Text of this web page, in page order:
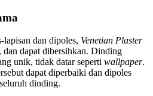
dan dipoles, Venetian Plaster
dan dapat dibersihkan. Dinding
unik, tidak datar seperti wallpaper.
dapat diperbaiki dan dipoles
dinding.